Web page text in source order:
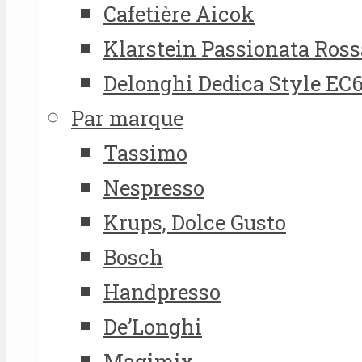
Cafetière Aicok
Klarstein Passionata
Delonghi Dedica Style
Par marque
Tassimo
Nespresso
Krups, Dolce Gusto
Bosch
Handpresso
De’Longhi